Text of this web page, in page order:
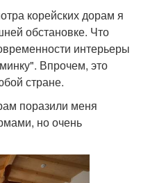
корейских дорам я
обстановке. Что
интерьеры
Впрочем, это
стране.
поразили меня
но очень